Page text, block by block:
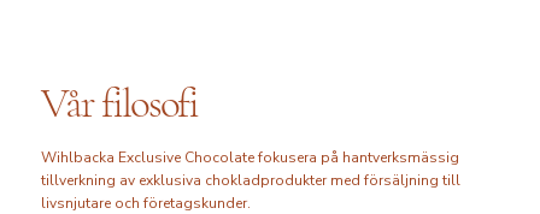
Vår filosofi
Wihlbacka Exclusive Chocolate fokusera på hantverksmässig
tillverkning av exklusiva chokladprodukter med försäljning till
livsnjutare och företagskunder.